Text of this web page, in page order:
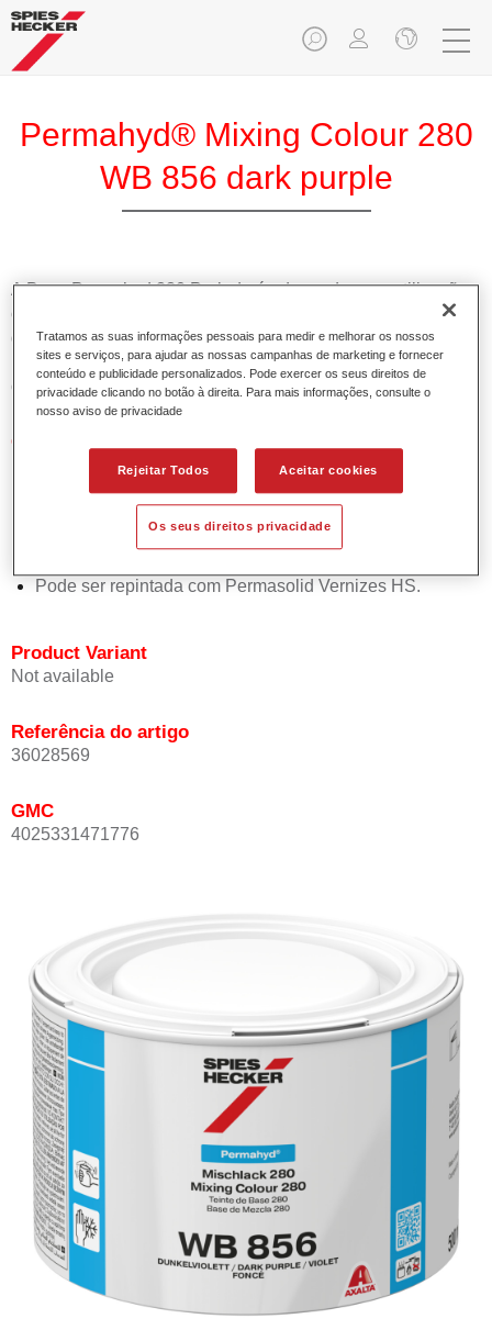
Permahyd® Mixing Colour 280
WB 856 dark purple
A Base Permahyd 280 Perlado é adequada para utilização
com Permahyd Base Bicamada Nacarada 285, um sistema
de base bicamada aquosa de alta qualidade. Está baseada
numa tecnologia especial de dispersão de poliuretano para
cores sólidas e de efeitos.
Características do produto
Permite uma aplicação simples e rápida numa operação
de 1.5 demãos.
Oferece boa estabilidade vertical.
Pode ser repintada com Permasolid Vernizes HS.
Product Variant
Not available
Referência do artigo
36028569
GMC
4025331471776
Tratamos as suas informações pessoais para medir e melhorar os nossos
sites e serviços, para ajudar as nossas campanhas de marketing e fornecer
conteúdo e publicidade personalizados. Pode exercer os seus direitos de
privacidade clicando no botão à direita. Para mais informações, consulte o
nosso aviso de privacidade
Rejeitar Todos Aceitar cookies
Os seus direitos privacidade